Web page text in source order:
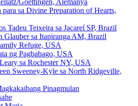
sa Divine Preparation of Hearts,
Tadeu Teixeira sa Jacareí SP, Brazil
Glauber sa Itapiranga AM, Brazil
Refuge, USA
ng Pagbabago, USA
sa Rochester NY, USA
Sweeney-Kyle sa North Ridgeville,
Pinagmulan